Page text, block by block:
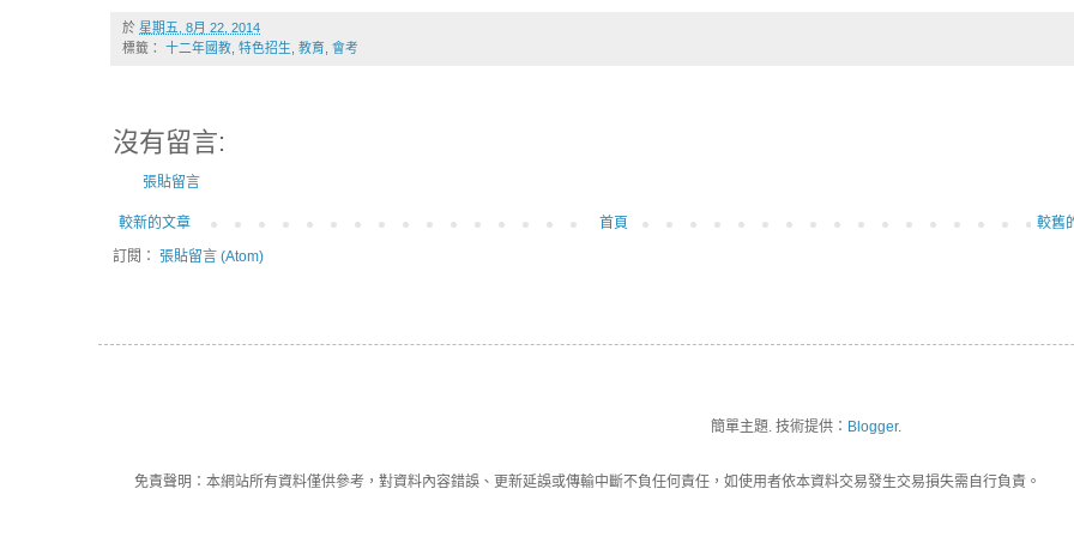
於 星期五, 8月 22, 2014
標籤： 十二年國教 特色招生 教育 會考
沒有留言:
張貼留言
較新的文章 較舊
首頁
訂閱： 張貼留言 (Atom)
簡單主題. 技術提供： Blogger.
免責聲明：本網站所有資料僅供參考，對資料內容錯誤、更新延誤或傳輸中斷不負任何責任，如使用者依本資料交易發生交易損失需自行負責。